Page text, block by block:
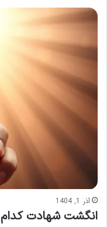
آذر 1, 1404
انگشت شهادت